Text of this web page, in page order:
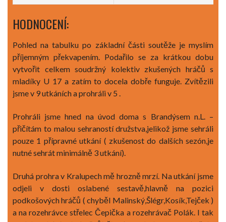
HODNOCENÍ:
Pohled na tabulku po základní části soutěže je myslím
příjemným překvapením. Podařilo se za krátkou dobu
vytvořit celkem soudržný kolektiv zkušených hráčů s
mladíky U 17 a zatím to docela dobře funguje. Zvítězili
jsme v 9 utkáních a prohráli v 5 .
Prohráli jsme hned na úvod doma s Brandýsem n.L. –
přičítám to malou sehraností družstva,jelikož jsme sehráli
pouze 1 přípravné utkání ( zkušenost do dalších sezón,je
nutné sehrát minimálně 3 utkání).
Druhá prohra v Kralupech mě hrozně mrzí. Na utkání jsme
odjeli v dosti oslabené sestavě,hlavně na pozici
podkošových hráčů ( chyběl Malinský,Šlégr,Kosík,Tejček )
a na rozehrávce střelec Čepička a rozehrávač Polák. I tak